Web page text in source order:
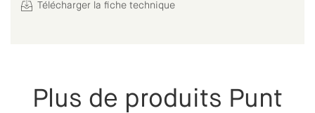
Télécharger la fiche technique
Plus de produits Punt